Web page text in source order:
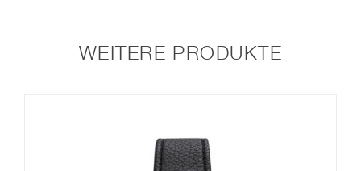
WEITERE PRODUKTE